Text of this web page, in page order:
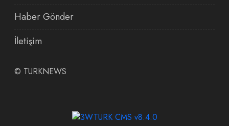
Haber Gönder
İletişim
© TURKNEWS